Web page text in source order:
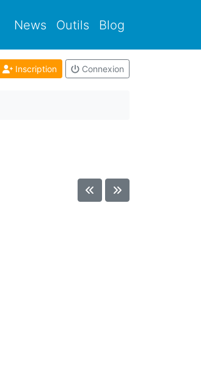
News Outils Blog
Inscription Connexion